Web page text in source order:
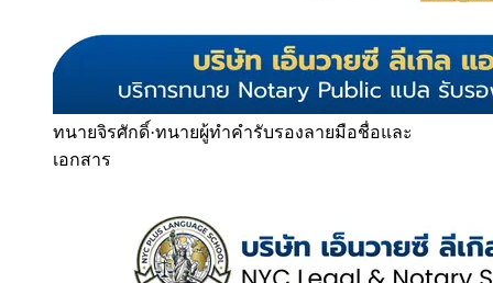
ทนายจิรศักดิ์·ทนายผู้ทำคำรับรองลายมือชื่อและ
เอกสาร